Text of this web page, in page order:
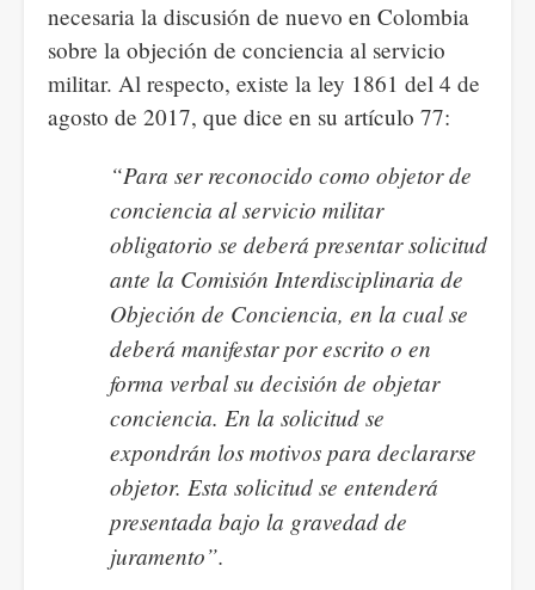
necesaria la discusión de nuevo en Colombia
sobre la objeción de conciencia al servicio
militar. Al respecto, existe la ley 1861 del 4 de
agosto de 2017, que dice en su artículo 77:
“Para ser reconocido como objetor de
conciencia al servicio militar
obligatorio se deberá presentar solicitud
ante la Comisión Interdisciplinaria de
Objeción de Conciencia, en la cual se
deberá manifestar por escrito o en
forma verbal su decisión de objetar
conciencia. En la solicitud se
expondrán los motivos para declararse
objetor. Esta solicitud se entenderá
presentada bajo la gravedad de
juramento”.